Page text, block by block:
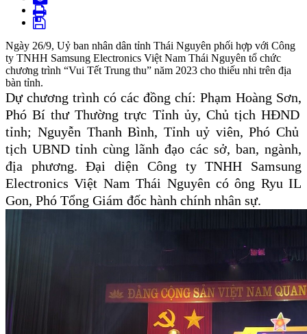
Ngày 26/9, Uỷ ban nhân dân tỉnh Thái Nguyên phối hợp với Công
ty TNHH Samsung Electronics Việt Nam Thái Nguyên tổ chức
chương trình “Vui Tết Trung thu” năm 2023 cho thiếu nhi trên địa
bàn tỉnh.
Dự chương trình có các đồng chí: Phạm Hoàng Sơn,
PhóBíthưThường trực Tỉnh ủy, Chủ tịch HĐND
tỉnh; Nguyễn Thanh Bình, Tỉnh uỷ viên,PhóChủ
tịch UBND tỉnh cùng lãnh đạo các sở, ban, ngành,
địa phương. Đại diện Công ty TNHH Samsung
Electronics Việt Nam Thái Nguyên có ông Ryu IL
Gon, Phó Tổng Giám đốc hành chính nhân sự.